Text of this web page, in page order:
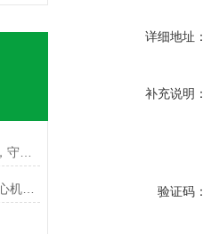
Mini10K+迷你离心机（手掌心离心机）说明书
详细地址：
补充说明：
验证码：